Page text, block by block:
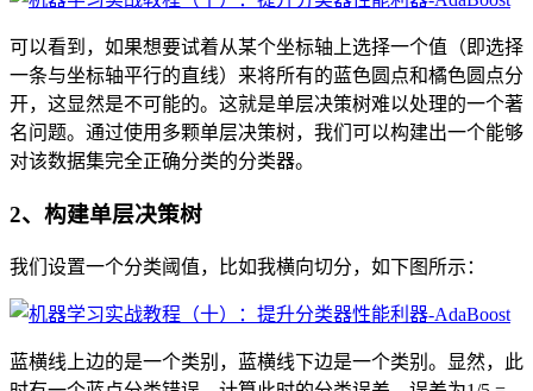
可以看到，如果想要试着从某个坐标轴上选择一个值（即选择
一条与坐标轴平行的直线）来将所有的蓝色圆点和橘色圆点分
开，这显然是不可能的。这就是单层决策树难以处理的一个著
名问题。通过使用多颗单层决策树，我们可以构建出一个能够
对该数据集完全正确分类的分类器。
2、构建单层决策树
我们设置一个分类阈值，比如我横向切分，如下图所示：
蓝横线上边的是一个类别，蓝横线下边是一个类别。显然，此